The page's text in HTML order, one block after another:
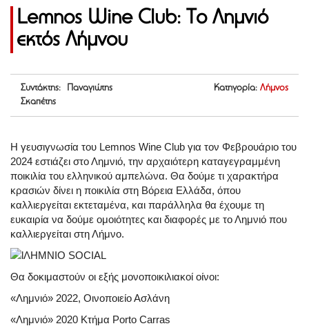
Lemnos Wine Club: To Λημνιό
εκτός Λήμνου
Συντάκτης: Παναγιώτης
Σκαπέτης
Κατηγορία: Λήμνος
Η γευσιγνωσία του Lemnos Wine Club για τον Φεβρουάριο του
2024 εστιάζει στο Λημνιό, την αρχαιότερη καταγεγραμμένη
ποικιλία του ελληνικού αμπελώνα. Θα δούμε τι χαρακτήρα
κρασιών δίνει η ποικιλία στη Βόρεια Ελλάδα, όπου
καλλιεργείται εκτεταμένα, και παράλληλα θα έχουμε τη
ευκαιρία να δούμε ομοιότητες και διαφορές με το Λημνιό που
καλλιεργείται στη Λήμνο.
Θα δοκιμαστούν οι εξής μονοποικιλιακοί οίνοι:
«Λημνιό» 2022, Οινοποιείο Ασλάνη
«Λημνιό» 2020 Κτήμα Porto Carras